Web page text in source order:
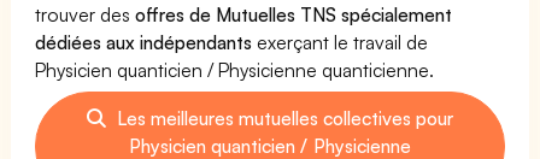
trouver desoffres de Mutuelles TNS spécialement
dédiées aux indépendants exerçant le travail de
Physicien quanticien / Physicienne quanticienne.
Les meilleures mutuelles collectives pour
Physicien quanticien / Physicienne